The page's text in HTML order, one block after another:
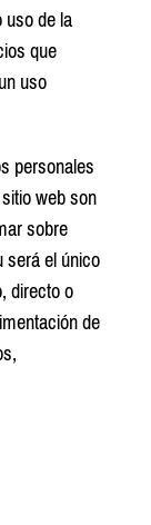
de la
que
uso
personales
web son
sobre
el único
directo o
de